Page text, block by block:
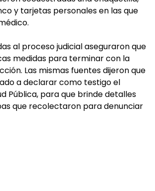
y tarjetas personales en las que
al proceso judicial aseguraron que
medidas para terminar con la
Las mismas fuentes dijeron que
a declarar como testigo el
Pública, para que brinde detalles
que recolectaron para denunciar